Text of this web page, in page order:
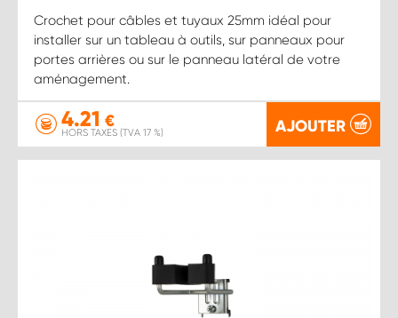
Crochet pour câbles et tuyaux 25mm idéal pour
installer sur un tableau à outils, sur panneaux pour
portes arrières ou sur le panneau latéral de votre
aménagement.
4.21 €
HORS TAXES (TVA 17 %) AJOUTER